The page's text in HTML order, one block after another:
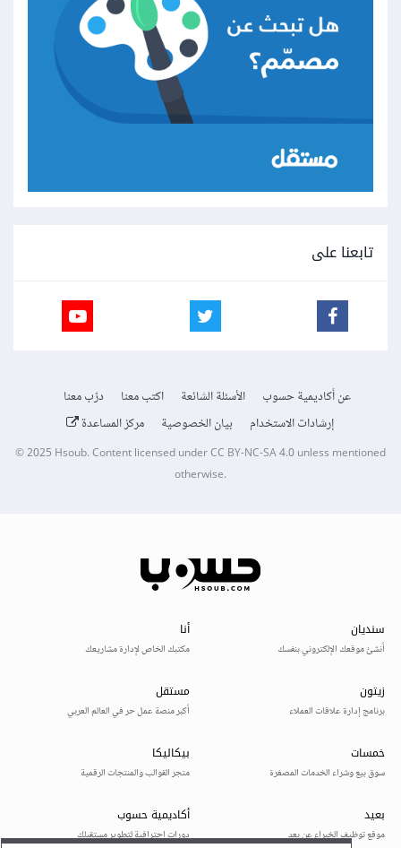
تابعنا على
عن أكاديمية حسوب الأسئلة الشائعة اكتب معنا
درّب معنا
إرشادات الاستخدام
بيان الخصوصية مركز المساعدة
© 2025Hsoub.Content licensed underCC BY-NC-SA 4.0unless mentioned
otherwise.